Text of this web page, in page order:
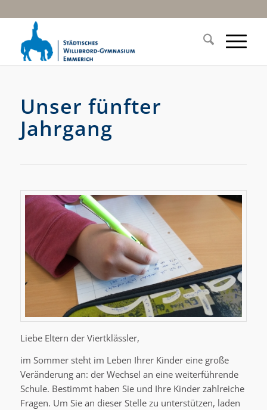
Unser fünfter
Jahrgang
Liebe Eltern der Viertklässler,
im Sommer steht im Leben Ihrer Kinder eine große
Veränderung an: der Wechsel an eine weiterführende
Schule. Bestimmt haben Sie und Ihre Kinder zahlreiche
Fragen. Um Sie an dieser Stelle zu unterstützen, laden